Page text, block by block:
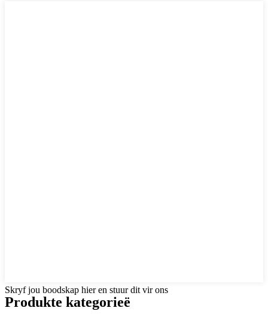
Skryf jou boodskap hier en stuur dit vir ons
Produkte kategorieë